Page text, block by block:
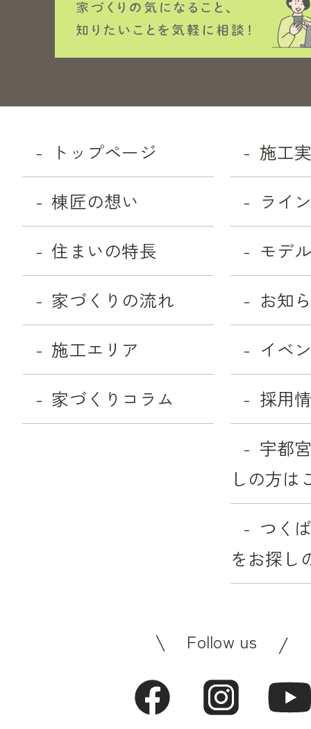
トップページ
棟匠の想い
住まいの特長
施工
ライ
モデ
家づくりの流れ
施工エリア
家づくりコラム
お知
イベ
採用
宇都
しの方は
つく
をお探し
Follow us